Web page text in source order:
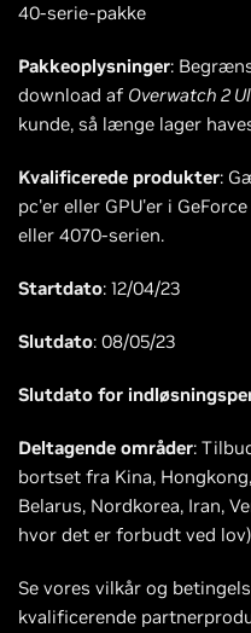
40-serie-pakke
Pakkeoplysninger:
download af Overwatch 2
kunde, så længe lager
Kvalificerede produkter:
pc'er eller GPU'er i
eller 4070-serien.
Startdato: 12/04/23
Slutdato: 08/05/23
Slutdato for
Deltagende områder:
bortset fra Kina,
Belarus, Nordkorea, Iran,
hvor det er forbudt ved
Se vores vilkår og
kvalificerende